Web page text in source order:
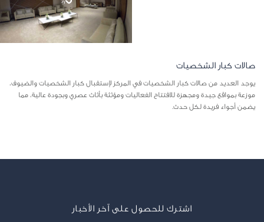
صالات كبار الشخصيات
يوجد العديد من صالات كبار الشخصيات في المركز لإستقبال كبار الشخصيات والضيوف،
موزعة بمواقع جيدة ومجهزة للافتتاح الفعاليات ومؤثثة بأثاث عصري وبجودة عالية، مما
يضمن أجواء فريدة لكل حدث.
اشترك للحصول على آخر الأخبار